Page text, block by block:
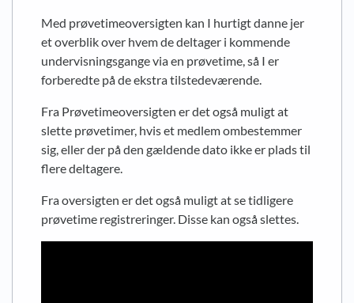
Med prøvetimeoversigten kan I hurtigt danne jer
et overblik over hvem de deltager i kommende
undervisningsgange via en prøvetime, så I er
forberedte på de ekstra tilstedeværende.
Fra Prøvetimeoversigten er det også muligt at
slette prøvetimer, hvis et medlem ombestemmer
sig, eller der på den gældende dato ikke er plads til
flere deltagere.
Fra oversigten er det også muligt at se tidligere
prøvetime registreringer. Disse kan også slettes.